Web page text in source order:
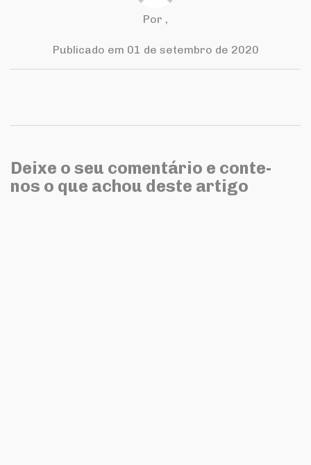
Por ,
Publicado em 01 de setembro de 2020
Deixe o seu comentário e conte-
nos o que achou deste artigo